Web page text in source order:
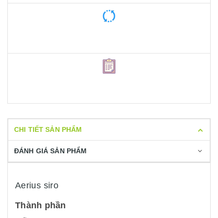
CHI TIẾT SẢN PHẨM
ĐÁNH GIÁ SẢN PHẨM
Aerius siro
Thành phần